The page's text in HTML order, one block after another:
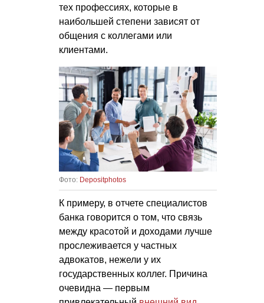
тех профессиях, которые в
наибольшей степени зависят от
общения с коллегами или
клиентами.
Фото: Depositphotos
К примеру, в отчете специалистов
банка говорится о том, что связь
между красотой и доходами лучше
прослеживается у частных
адвокатов, нежели у их
государственных коллег. Причина
очевидна — первым